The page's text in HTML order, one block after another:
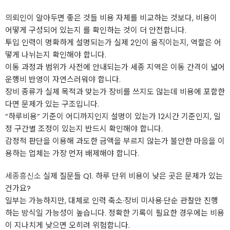
의뢰인이 알아두면 좋은 것들 비용 자체를 비교하는 것보다, 비용이
어떻게 구성되어 있는지 를 확인하는 것이 더 안전합니다.
투입 인력이 명확하게 설명되는가 실제 2인이 움직이는지, 역할은 어
떻게 나뉘는지 확인해야 합니다.
이동 과정과 범위가 사전에 안내되는가 세종 지역은 이동 간격이 넓어
운행비 반영이 자연스러워야 합니다.
장비 종류가 실제 목적과 맞는가 장비를 쓰지도 않는데 비용에 포함한
다면 문제가 있는 구조입니다.
“하루비용” 기준이 어디까지인지 설명이 있는가 12시간 기준인지, 일
정 구간별 조정이 있는지 반드시 확인해야 합니다.
감정적 판단을 이용해 과도한 금액을 부르지 않는가 불안한 마음을 이
용하는 업체는 가장 먼저 배제해야 합니다.
세종흥신소 실제 질문들 Q1. 하루 단위 비용이 낮은 곳은 문제가 있는
건가요?
일부는 가능하지만, 대체로 인력 축소·장비 미사용·단순 관찰만 진행
하는 방식일 가능성이 높습니다. 정확한 기록이 필요한 경우에는 비용
이 지나치게 낮으면 오히려 위험합니다.